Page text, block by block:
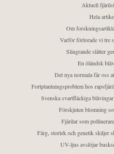
Aktuell
Hela
Om
Varför förlorade vi tre
Slingrande slåtter
En öländsk
Det nya normala får oss
Fortplantningsproblem hos
Svenska svartfläckiga
Förskjuten blomning
Fjärilar som
Färg, storlek och genetik skiljer
UV-ljus avslöjar